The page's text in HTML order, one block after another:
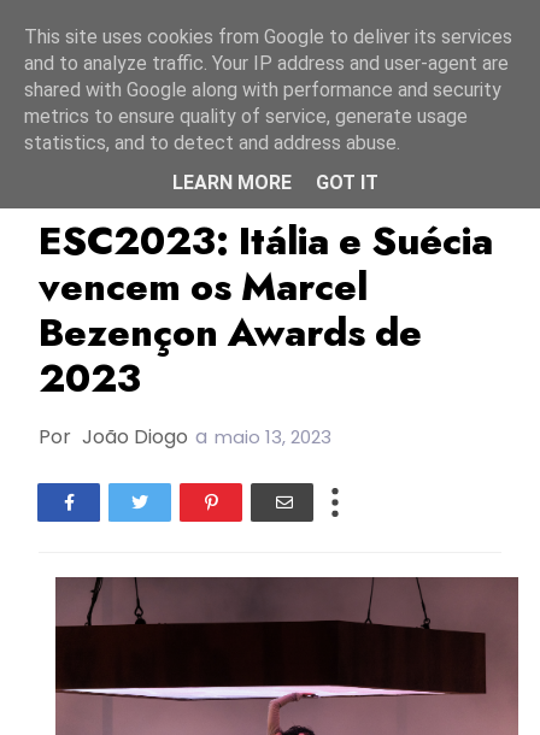
Itália Prémios Marcel Bezençon
ESC2023: Itália e Suécia
vencem os Marcel
Bezençon Awards de
2023
Por João Diogo a maio 13, 2023
This site uses cookies from Google to deliver its services
and to analyze traffic. Your IP address and user-agent are
shared with Google along with performance and security
metrics to ensure quality of service, generate usage
statistics, and to detect and address abuse.
LEARN MORE
GOT IT